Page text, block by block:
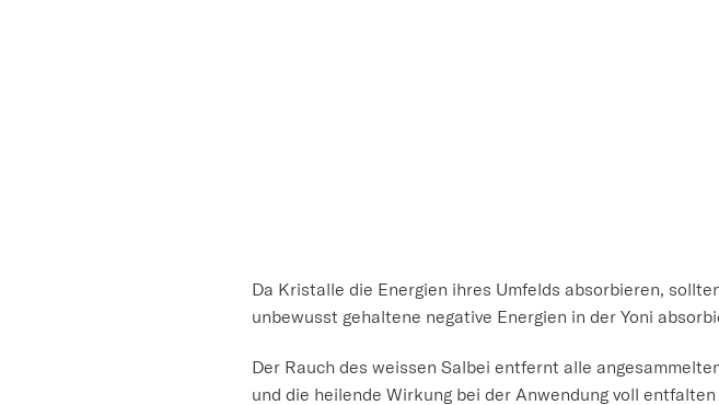
Da Kristalle die Energien ihres Umfelds absorbieren,
unbewusst gehaltene negative Energien in der Yoni
Der Rauch des weissen Salbei entfernt alle
und die heilende Wirkung bei der Anwendung voll entfalten